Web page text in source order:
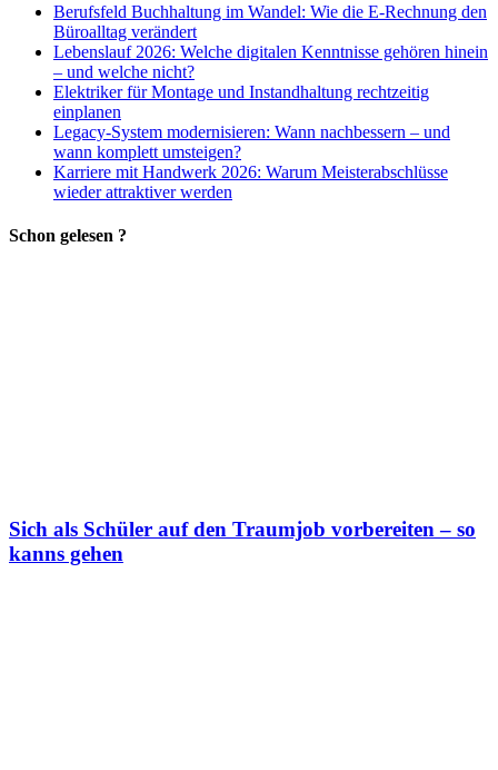
Berufsfeld Buchhaltung im Wandel: Wie die E-Rechnung den
Büroalltag verändert
Lebenslauf 2026: Welche digitalen Kenntnisse gehören hinein
– und welche nicht?
Elektriker für Montage und Instandhaltung rechtzeitig
einplanen
Legacy-System modernisieren: Wann nachbessern – und
wann komplett umsteigen?
Karriere mit Handwerk 2026: Warum Meisterabschlüsse
wieder attraktiver werden
Schon gelesen ?
Sich als Schüler auf den Traumjob vorbereiten – so
kanns gehen